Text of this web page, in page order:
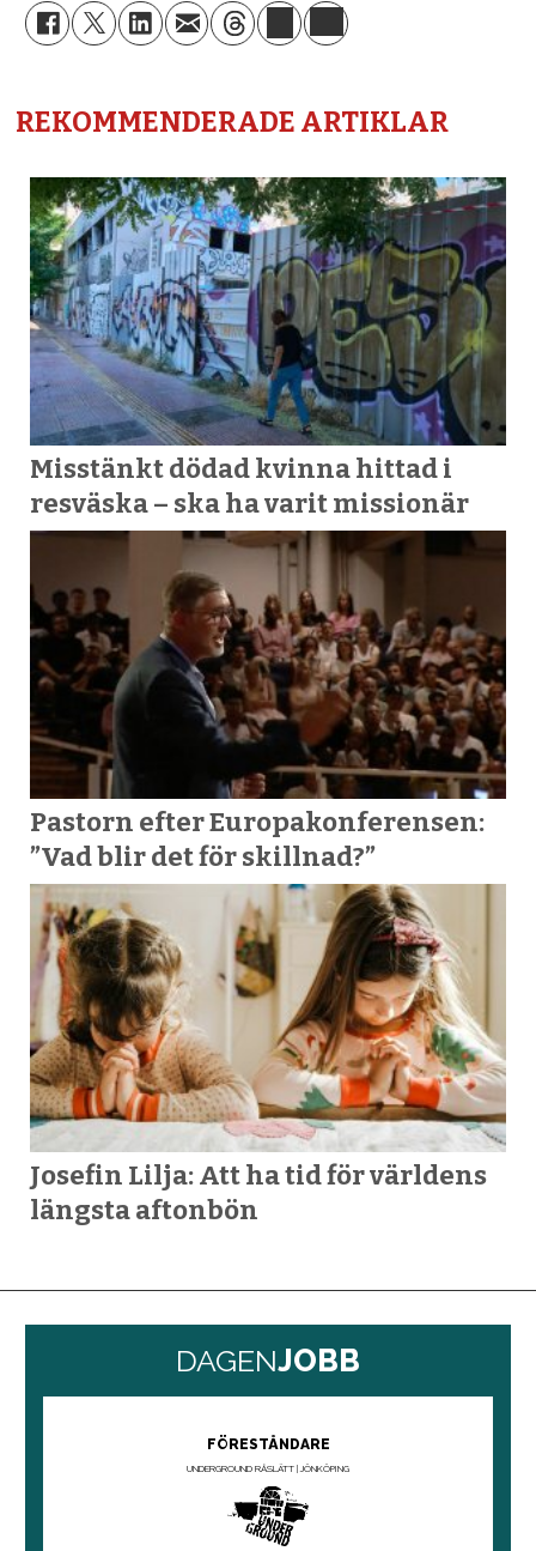
REKOMMENDERADE ARTIKLAR
Misstänkt dödad kvinna hittad i
resväska – ska ha varit missionär
Pastorn efter Europakonferensen:
”Vad blir det för skillnad?”
Josefin Lilja: Att ha tid för världens
längsta aftonbön